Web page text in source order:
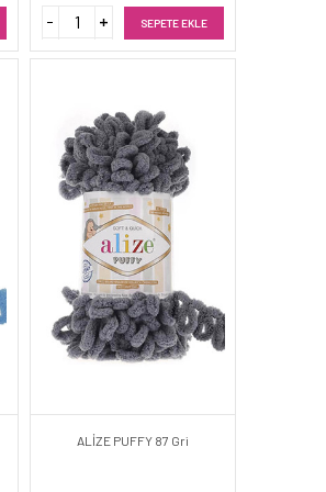
SEPETE EKLE
ALİZE PUFFY 87 Gri